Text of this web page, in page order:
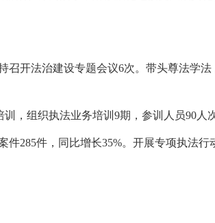
召开法治建设专题会议6次。带头尊法学法
，组织执法业务培训9期，参训人员90人次
件285件，同比增长35%。开展专项执法行